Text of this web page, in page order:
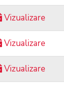
Vizualizare
Vizualizare
Vizualizare